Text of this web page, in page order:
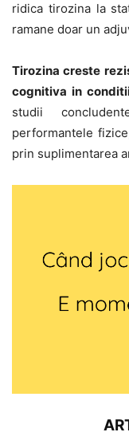
ridica tirozina la
ramane doar un
Tirozina creste
cognitiva in
studii
performantele
prin suplimentarea